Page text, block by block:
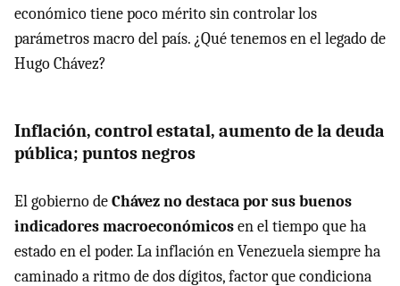
económico tiene poco mérito sin controlar los
parámetros macro del país. ¿Qué tenemos en el legado de
Hugo Chávez?
Inflación, control estatal, aumento de la deuda
pública; puntos negros
El gobierno deChávez no destaca por sus buenos
indicadores macroeconómicosen el tiempo que ha
estado en el poder. La inflación en Venezuela siempre ha
caminado a ritmo de dos dígitos, factor que condiciona